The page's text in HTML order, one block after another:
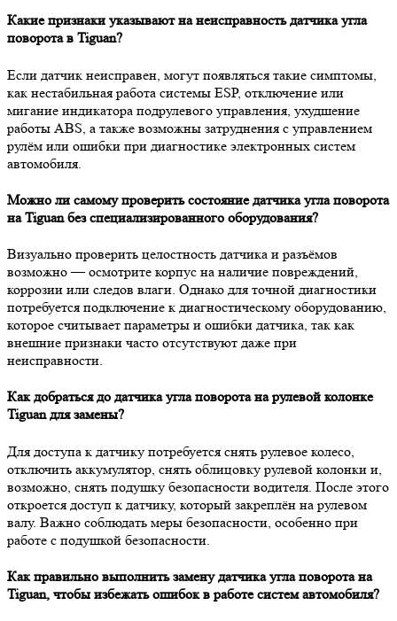
Какие признаки указывают на неисправность датчика угла
поворота в Tiguan?
Если датчик неисправен, могут появляться такие симптомы,
как нестабильная работа системы ESP, отключение или
мигание индикатора подрулевого управления, ухудшение
работы ABS, а также возможны затруднения с управлением
рулём или ошибки при диагностике электронных систем
автомобиля.
Можно ли самому проверить состояние датчика угла поворота
на Tiguan без специализированного оборудования?
Визуально проверить целостность датчика и разъёмов
возможно — осмотрите корпус на наличие повреждений,
коррозии или следов влаги. Однако для точной диагностики
потребуется подключение к диагностическому оборудованию,
которое считывает параметры и ошибки датчика, так как
внешние признаки часто отсутствуют даже при
неисправности.
Как добраться до датчика угла поворота на рулевой колонке
Tiguan для замены?
Для доступа к датчику потребуется снять рулевое колесо,
отключить аккумулятор, снять облицовку рулевой колонки и,
возможно, снять подушку безопасности водителя. После этого
откроется доступ к датчику, который закреплён на рулевом
валу. Важно соблюдать меры безопасности, особенно при
работе с подушкой безопасности.
Как правильно выполнить замену датчика угла поворота на
Tiguan, чтобы избежать ошибок в работе систем автомобиля?